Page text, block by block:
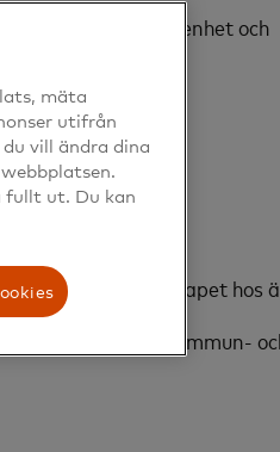
ger ökad medvetenhet och
digitala utanförskapet hos
och löser kommun-
mäta
utifrån
vill ändra dina
fullt ut. Du kan